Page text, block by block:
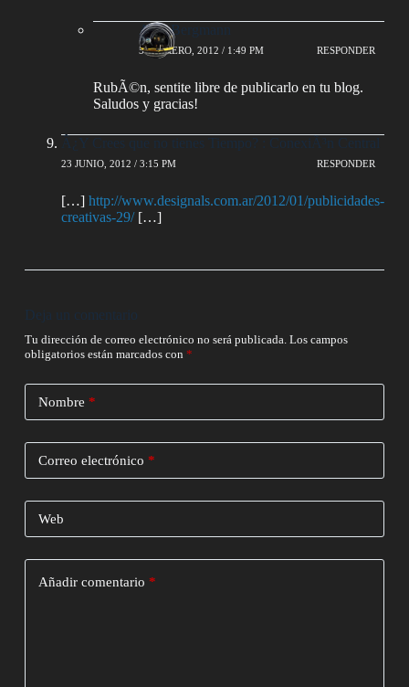
AlejoBergmann
5 FEBRERO, 2012 / 1:49 PM RESPONDER
RubÃ©n, sentite libre de publicarlo en tu blog.
Saludos y gracias!
Â¿Y Crees que no tienes Tiempo? : ConexiÃ³n Central
23 JUNIO, 2012 / 3:15 PM RESPONDER
[…] http://www.designals.com.ar/2012/01/publicidades-
creativas-29/[…]
Deja un comentario
Tu dirección de correo electrónico no será publicada. Los campos
obligatorios están marcados con *
Nombre *
Correo electrónico *
Web
Añadir comentario *